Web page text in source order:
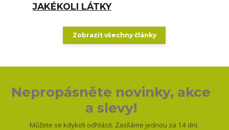
JAKÉKOLI LÁTKY
Zobrazit všechny články
Nepropásněte novinky, akce
a slevy!
Můžete se kdykoli odhlásit. Zasíláme jednou za 14 dní.